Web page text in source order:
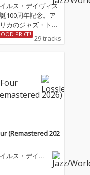
ルス・デイヴィス
100周年記念。ア
カのジャズ・トラ
ッター/バンドリー
/作曲家でジャズ史
一人、マイルス・
ヴィスは、およそ
にわたるキャリア
ズにおける多くの
な様式の発展にお
常に最前線に立ち
本作はデイヴ
スがプレスティッ
PRICE! 29 tracks
(Remastered 202
ルス・デイヴ